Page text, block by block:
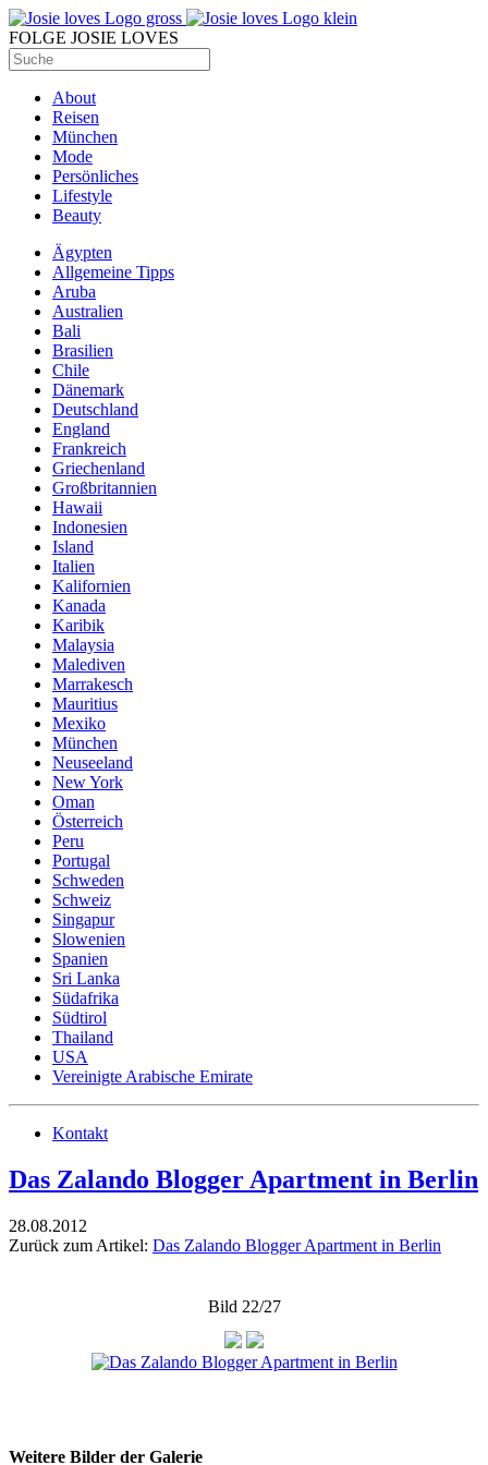
FOLGE JOSIE LOVES
About
Reisen
München
Mode
Persönliches
Lifestyle
Beauty
Ägypten
Allgemeine Tipps
Aruba
Australien
Bali
Brasilien
Chile
Dänemark
Deutschland
England
Frankreich
Griechenland
Großbritannien
Hawaii
Indonesien
Island
Italien
Kalifornien
Kanada
Karibik
Malaysia
Malediven
Marrakesch
Mauritius
Mexiko
München
Neuseeland
New York
Oman
Österreich
Peru
Portugal
Schweden
Schweiz
Singapur
Slowenien
Spanien
Sri Lanka
Südafrika
Südtirol
Thailand
USA
Vereinigte Arabische Emirate
Kontakt
Das Zalando Blogger Apartment in Berlin
28.08.2012
Zurück zum Artikel: Das Zalando Blogger Apartment in Berlin
Bild 22/27
Weitere Bilder der Galerie